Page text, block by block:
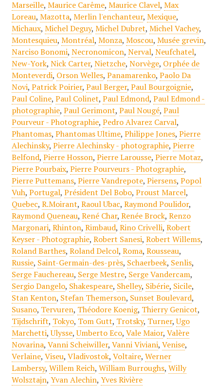
Marseille, Maurice Carême, Maurice Clavel, Max
Loreau, Mazotta, Merlin l'enchanteur, Mexique,
Michaux, Michel Deguy, Michel Dubret, Michel Vachey,
Montesquieu, Montréal, Monza, Moscou, Musée grevin,
Narciso Bonomi, Necronomicon, Nerval, Neufchatel,
New-York, Nick Carter, Nietzche, Norvège, Orphée de
Monteverdi, Orson Welles, Panamarenko, Paolo Da
Novi, Patrick Poirier, Paul Berger, Paul Bourgoignie,
Paul Coline, Paul Colinet, Paul Edmond, Paul Edmond -
photographie, Paul Gerimont, Paul Nougé, Paul
Pourveur - Photographie, Pedro Alvarez Carval,
Phantomas, Phantomas Ultime, Philippe Jones, Pierre
Alechinsky, Pierre Alechinsky - photographie, Pierre
Belfond, Pierre Hosson, Pierre Larousse, Pierre Motaz,
Pierre Pourbaix, Pierre Pourveurs - Photographie,
Pierre Puttemans, Pierre Vandrepote, Piersens, Popol
Vuh, Portugal, Président Del Bobo, Proust Marcel,
Quebec, R.Moirant, Raoul Ubac, Raymond Poulidor,
Raymond Queneau, René Char, Renée Brock, Renzo
Margonari, Rhinton, Rimbaud, Rino Crivelli, Robert
Keyser - Photographie, Robert Sanesi, Robert Willems,
Roland Barthes, Roland Delcol, Roma, Rousseau,
Russie, Saint-Germain-des-près, Schaerbeek, Senlis,
Serge Fauchereau, Serge Mestre, Serge Vandercam,
Sergio Dangelo, Shakespeare, Shelley, Sibérie, Sicile,
Stan Kenton, Stefan Themerson, Sunset Boulevard,
Susano, Tervuren, Théodore Koenig, Thierry Genicot,
Tijdschrift, Tokyo, Tom Gutt, Trotsky, Turner,Ugo
Marchetti,Ulysse,Umberto Eco, Vale Maior, Valère
Novarina, Vanni Scheiwiller, Vanni Viviani, Venise,
Verlaine, Viseu, Vladivostok, Voltaire, Werner
Lambersy, Willem Reich, William Burroughs, Willy
Wolsztajn, Yvan Alechin, Yves Rivière